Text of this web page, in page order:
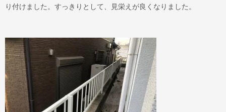
り付けました。すっきりとして、見栄えが良くなりました。